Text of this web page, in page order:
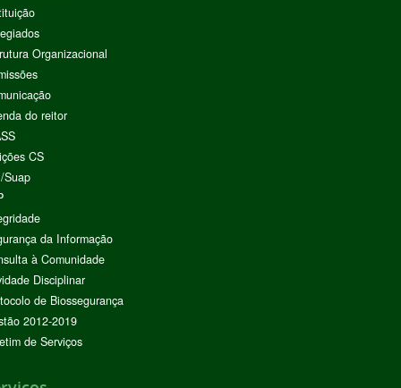
Organizacional
do reitor
CS
Suap
da Informação
à Comunidade
Disciplinar
de Biossegurança
2012-2019
de Serviços